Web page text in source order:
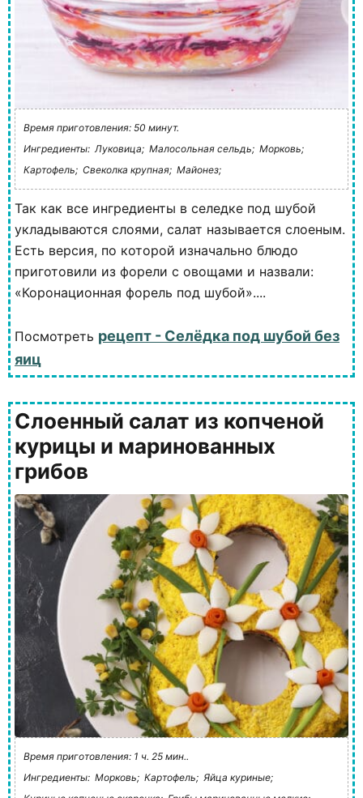
Время приготовления: 50 минут.
Ингредиенты: Луковица; Малосольная сельдь; Морковь;
Картофель; Свеколка крупная; Майонез;
Так как все ингредиенты в селедке под шубой
укладываются слоями, салат называется слоеным.
Есть версия, по которой изначально блюдо
приготовили из форели с овощами и назвали:
«Коронационная форель под шубой»....
Посмотреть рецепт - Селёдка под шубой без
яиц
Слоенный салат из копченой
курицы и маринованных
грибов
Время приготовления: 1 ч. 25 мин..
Ингредиенты: Морковь; Картофель; Яйца куриные;